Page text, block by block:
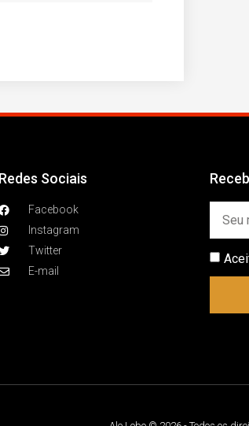
Redes Sociais
Facebook
Instagram
Twitter
E-mail